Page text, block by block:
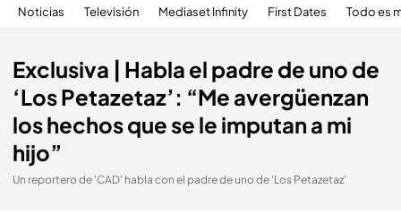
Noticias Televisión Mediaset Infinity First Dates Todo es
Exclusiva | Habla el padre de uno de
‘Los Petazetaz’: “Me avergüenzan
los hechos que se le imputan a mi
hijo”
Un reportero de 'CAD' habla con el padre de uno de 'Los Petazetaz'